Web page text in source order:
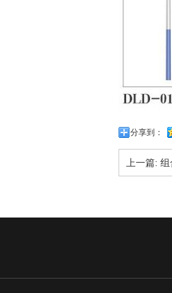
分享到：
上一篇: 组